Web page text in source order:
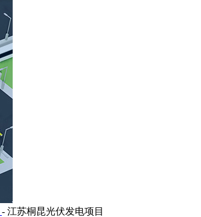
- 江苏桐昆光伏发电项目